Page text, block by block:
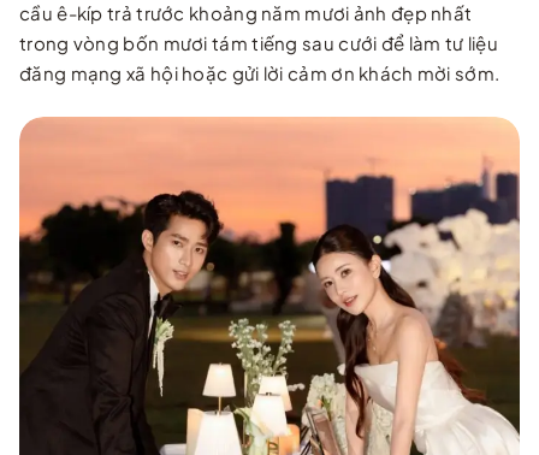
cầu ê-kíp trả trước khoảng năm mươi ảnh đẹp nhất
trong vòng bốn mươi tám tiếng sau cưới để làm tư liệu
đăng mạng xã hội hoặc gửi lời cảm ơn khách mời sớm.